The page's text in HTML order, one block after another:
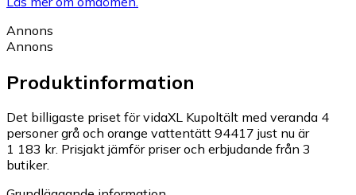
Annons
Annons
Produktinformation
Det billigaste priset för vidaXL Kupoltält med veranda 4
personer grå och orange vattentätt 94417 just nu är
1 183 kr. Prisjakt jämför priser och erbjudande från 3
butiker.